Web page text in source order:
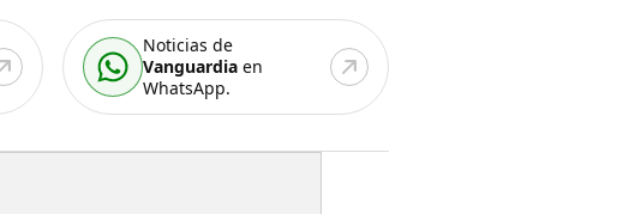
Noticias de
Vanguardia en
WhatsApp.